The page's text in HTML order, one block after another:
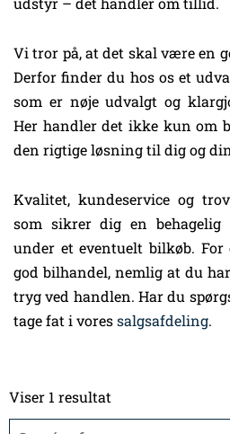
Vi tror på, at det skal være en
Derfor finder du hos os et
som er nøje udvalgt og
Her handler det ikke kun om
den rigtige løsning til dig og
Kvalitet, kundeservice og
som sikrer dig en behagelig
under et eventuelt bilkøb. For
god bilhandel, nemlig at du
tryg ved handlen. Har du
tage fat i voressalgsafdeling.
Viser 1 resultat